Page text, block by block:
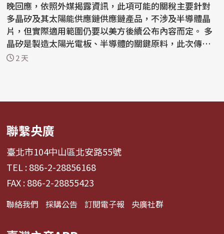
晚回應，依照外媒揭露資訊，此項可能的關稅主要針對
多晶矽及其太陽能供應鏈供應鏈產品，不涉及半導體晶
片，但實際適用範圍仍要以美方後續公布內容而定。 多
晶矽是製造太陽光電板、半導體的關鍵原料，此次傳出
美方...
2 天
聯繫央廣
臺北市104中山區北安路55號
TEL : 886-2-28856168
FAX : 886-2-28855423
聯絡我們 採購公告 訂閱電子報 央廣社群